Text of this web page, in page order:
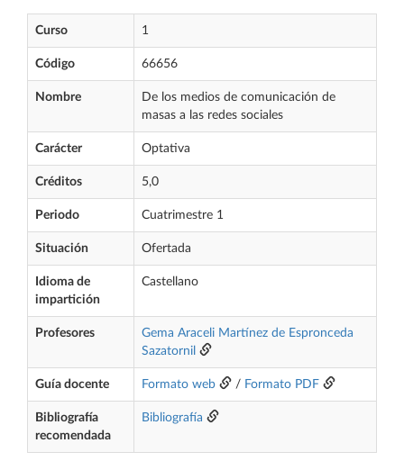
Curso 1
Código 66656
Nombre
De los medios de comunicación de
masas a las redes sociales
Carácter Optativa
Créditos 5,0
Periodo Cuatrimestre 1
Situación Ofertada
Idioma de
impartición
Castellano
Profesores
Gema Araceli Martínez de Espronceda
Sazatornil
Guía docente Formato web / Formato PDF
Bibliografía
recomendada
Bibliografía